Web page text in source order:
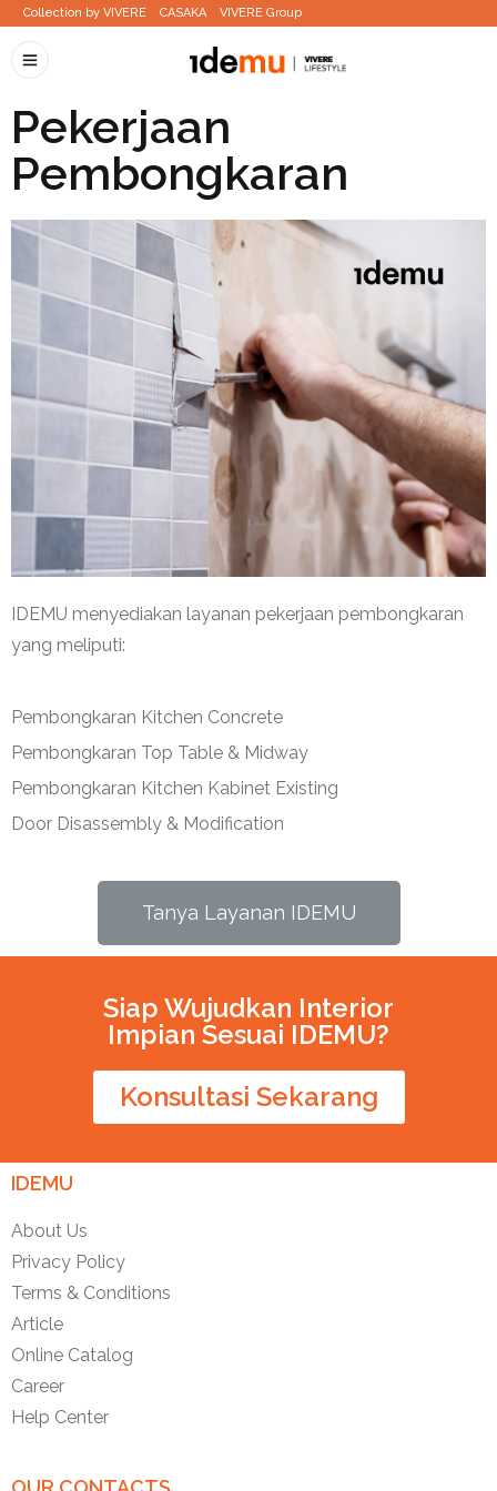
Collection by VIVERE CASAKA VIVERE Group
Pekerjaan
Pembongkaran
IDEMU menyediakan layanan pekerjaan pembongkaran
yang meliputi:
Pembongkaran Kitchen Concrete
Pembongkaran Top Table & Midway
Pembongkaran Kitchen Kabinet Existing
Door Disassembly & Modification
Tanya Layanan IDEMU
Siap Wujudkan Interior
Impian Sesuai IDEMU?
Konsultasi Sekarang
IDEMU
About Us
Privacy Policy
Terms & Conditions
Article
Online Catalog
Career
Help Center